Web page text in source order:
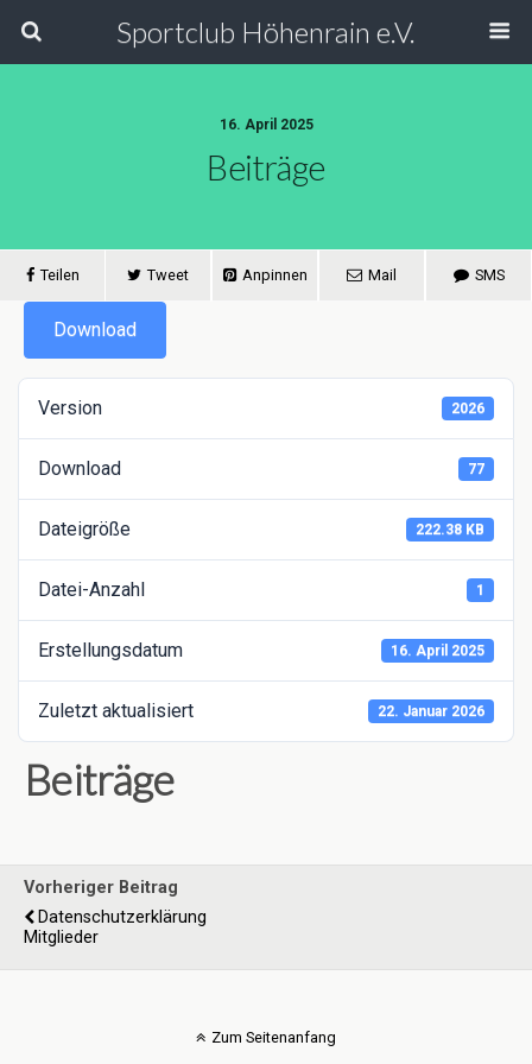
Sportclub Höhenrain e.V.
16. April 2025
Beiträge
Teilen Tweet Anpinnen Mail SMS
Download
Version 2026
Download 77
Dateigröße 222.38 KB
Datei-Anzahl 1
Erstellungsdatum 16. April 2025
Zuletzt aktualisiert 22. Januar 2026
Beiträge
Vorheriger Beitrag
Datenschutzerklärung
Mitglieder
Zum Seitenanfang